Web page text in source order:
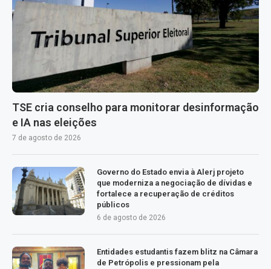
TSE cria conselho para monitorar desinformação
e IA nas eleições
7 de agosto de 2026
Governo do Estado envia à Alerj projeto
que moderniza a negociação de dívidas e
fortalece a recuperação de créditos
públicos
6 de agosto de 2026
Entidades estudantis fazem blitz na Câmara
de Petrópolis e pressionam pela